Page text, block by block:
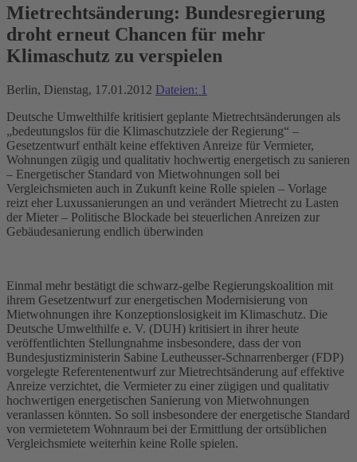
Mietrechtsänderung: Bundesregierung
droht erneut Chancen für mehr
Klimaschutz zu verspielen
Berlin, Dienstag, 17.01.2012 Dateien: 1
Deutsche Umwelthilfe kritisiert geplante Mietrechtsänderungen als
„bedeutungslos für die Klimaschutzziele der Regierung“ –
Gesetzentwurf enthält keine effektiven Anreize für Vermieter,
Wohnungen zügig und qualitativ hochwertig energetisch zu sanieren
– Energetischer Standard von Mietwohnungen soll bei
Vergleichsmieten auch in Zukunft keine Rolle spielen – Vorlage
reizt eher Luxussanierungen an und verändert Mietrecht zu Lasten
der Mieter – Politische Blockade bei steuerlichen Anreizen zur
Gebäudesanierung endlich überwinden
Einmal mehr bestätigt die schwarz-gelbe Regierungskoalition mit
ihrem Gesetzentwurf zur energetischen Modernisierung von
Mietwohnungen ihre Konzeptionslosigkeit im Klimaschutz. Die
Deutsche Umwelthilfe e. V. (DUH) kritisiert in ihrer heute
veröffentlichten Stellungnahme insbesondere, dass der von
Bundesjustizministerin Sabine Leutheusser-Schnarrenberger (FDP)
vorgelegte Referentenentwurf zur Mietrechtsänderung auf effektive
Anreize verzichtet, die Vermieter zu einer zügigen und qualitativ
hochwertigen energetischen Sanierung von Mietwohnungen
veranlassen könnten. So soll insbesondere der energetische Standard
von vermietetem Wohnraum bei der Ermittlung der ortsüblichen
Vergleichsmiete weiterhin keine Rolle spielen.